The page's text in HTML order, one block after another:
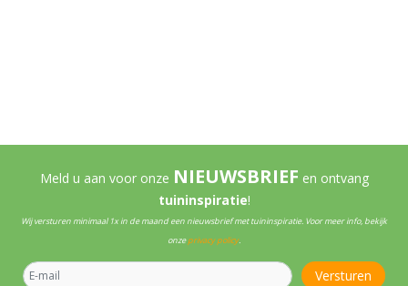
Meld u aan voor onze NIEUWSBRIEF en ontvang
tuininspiratie!
Wij versturen minimaal 1x in de maand een nieuwsbrief met tuininspiratie. Voor meer info, bekijk
onzeprivacy policy.